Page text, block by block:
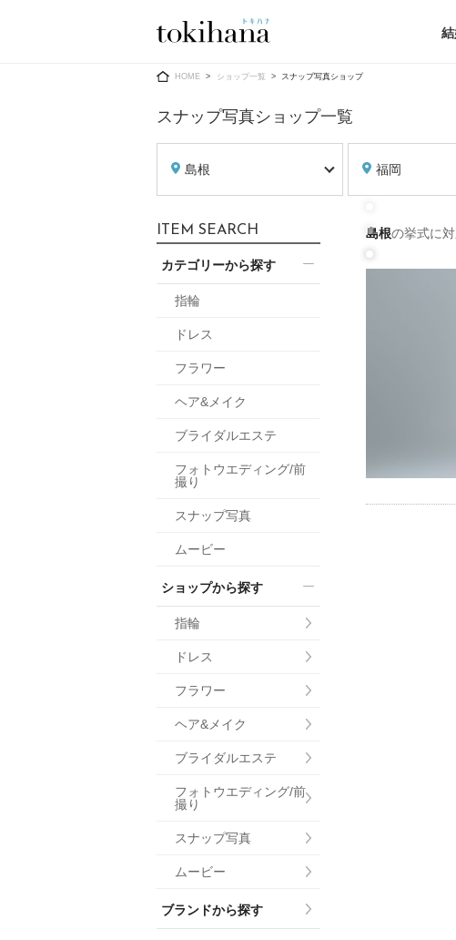
Ring
すべてのアイテム
指輪ショップ一覧
Dress
ウエディングドレス
ドレスショップ一覧
HOME ショップ一覧 スナップ写真ショップ
スナップ写真ショップ一覧
島根 福岡
島根の挙式に
ITEM SEARCH
カテゴリーから探す
指輪
ドレス
フラワー
ヘア&メイク
ブライダルエステ
フォトウエディング/前
撮り
スナップ写真
ムービー
ショップから探す
指輪
ドレス
フラワー
ヘア&メイク
ブライダルエステ
フォトウエディング/前
撮り
スナップ写真
ムービー
ブランドから探す